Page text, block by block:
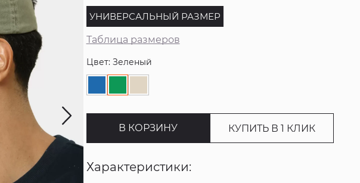
УНИВЕРСАЛЬНЫЙ РАЗМЕР
Таблица размеров
Цвет: Зеленый
В КОРЗИНУ КУПИТЬ В 1 КЛИК
Характеристики: